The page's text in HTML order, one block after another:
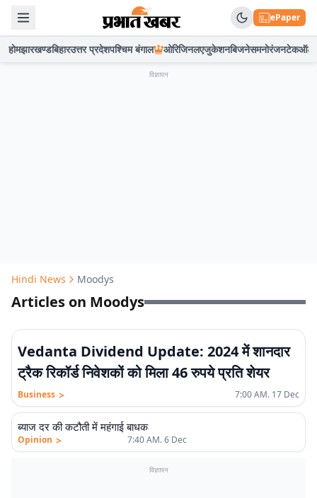
ePaper
होमझारखण्डबिहारउत्तर प्रदेशपश्चिम बंगाल ओरिजिनलएजुकेशनबिजनेसमनोरंजनटेकऑटो
विज्ञापन
Hindi News Moodys
Articles on Moodys
Vedanta Dividend Update: 2024 में शानदार
ट्रैक रिकॉर्ड निवेशकों को मिला 46 रुपये प्रति शेयर
Business > 7:00 AM. 17 Dec
ब्याज दर की कटौती में महंगाई बाधक
Opinion > 7:40 AM. 6 Dec
विज्ञापन